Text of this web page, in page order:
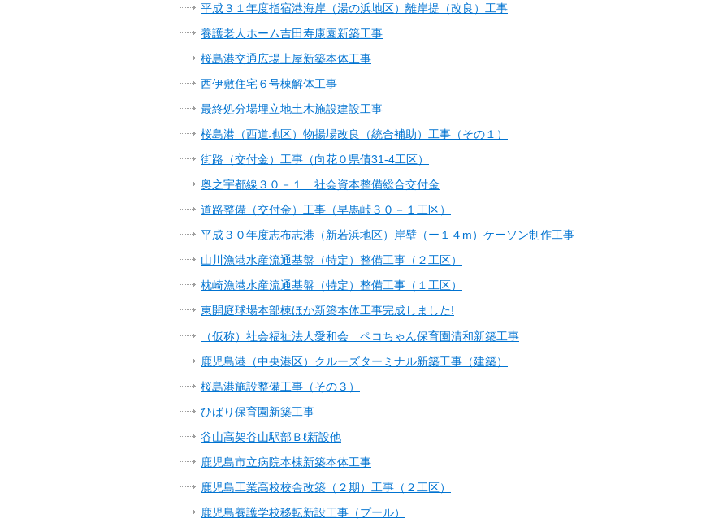
平成３１年度指宿港海岸（湯の浜地区）離岸提（改良）工事
養護老人ホーム吉田寿康園新築工事
桜島港交通広場上屋新築本体工事
西伊敷住宅６号棟解体工事
最終処分場埋立地土木施設建設工事
桜島港（西道地区）物揚場改良（統合補助）工事（その１）
街路（交付金）工事（向花０県債31-4工区）
奥之宇都線３０－１ 社会資本整備総合交付金
道路整備（交付金）工事（早馬峠３０－１工区）
平成３０年度志布志港（新若浜地区）岸壁（ー１４m）ケーソン制作工事
山川漁港水産流通基盤（特定）整備工事（２工区）
枕崎漁港水産流通基盤（特定）整備工事（１工区）
東開庭球場本部棟ほか新築本体工事完成しました!
（仮称）社会福祉法人愛和会 ペコちゃん保育園清和新築工事
鹿児島港（中央港区）クルーズターミナル新築工事（建築）
桜島港施設整備工事（その３）
ひばり保育園新築工事
谷山高架谷山駅部Ｂℓ新設他
鹿児島市立病院本棟新築本体工事
鹿児島工業高校校舎改築（２期）工事（２工区）
鹿児島養護学校移転新設工事（プール）